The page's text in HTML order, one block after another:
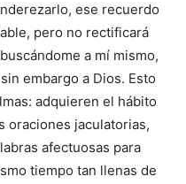
ese recuerdo
pero no rectificará
a mí mismo,
embargo a Dios. Esto
adquieren el hábito
oraciones jaculatorias,
afectuosas para
tiempo tan llenas de